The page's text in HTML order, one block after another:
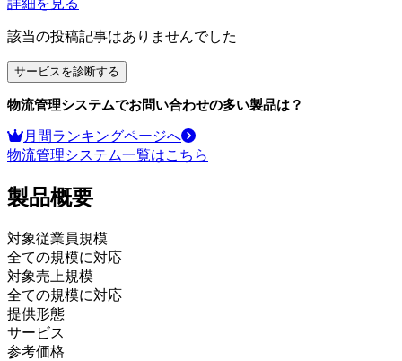
詳細を見る
該当の投稿記事はありませんでした
サービスを診断する
物流管理システムでお問い合わせの多い製品は？
月間ランキングページへ
物流管理システム一覧はこちら
製品概要
対象従業員規模
全ての規模に対応
対象売上規模
全ての規模に対応
提供形態
サービス
参考価格